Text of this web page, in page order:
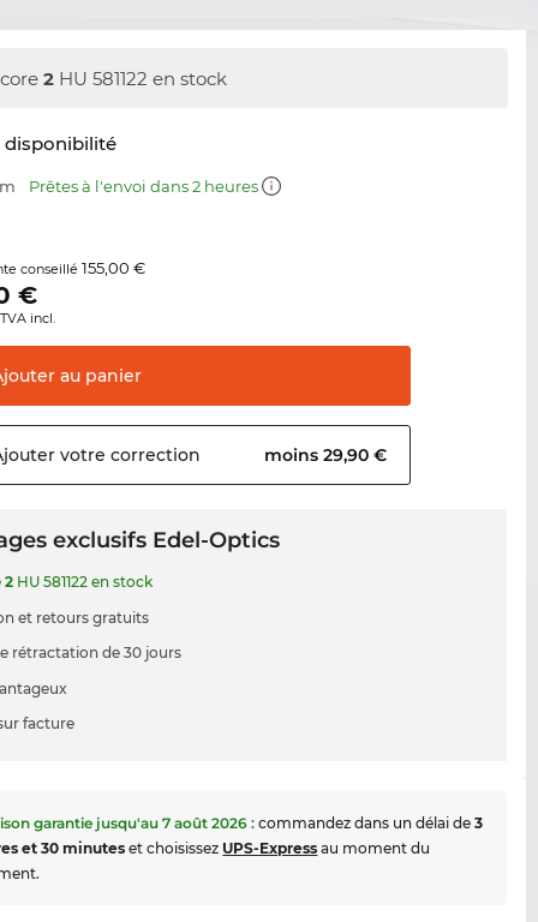
2 HU 581122 en stock
disponibilité
Prêtes à l'envoi dans 2 heures
conseillé155,00 €
€
incl.
au panier
votre correction moins 29,90 €
exclusifs Edel-Optics
2 HU 581122 en stock
et retours gratuits
rétractation de 30 jours
facture
garantie jusqu'au7 août 2026 : commandez dans un délai de3
et 30 minutes et choisissez UPS-Express au moment du